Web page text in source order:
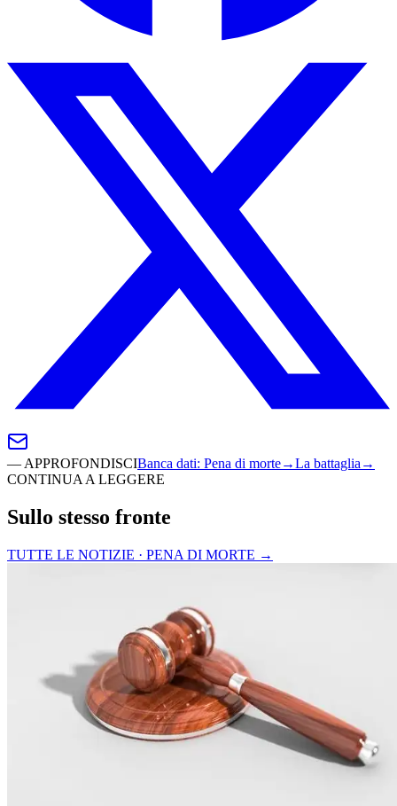
— APPROFONDISCIBanca dati: Pena di morte→La battaglia →
CONTINUA A LEGGERE
Sullo stesso fronte
TUTTE LE NOTIZIE · PENA DI MORTE →